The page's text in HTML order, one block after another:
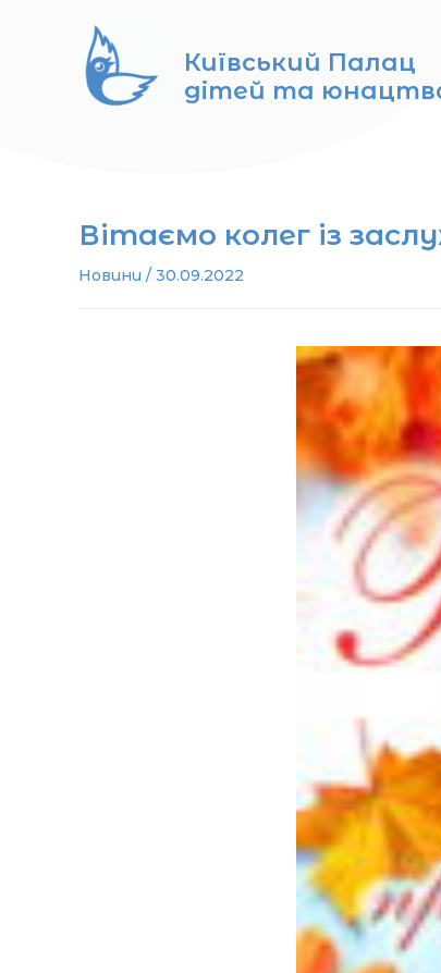
Київський Палац
дітей та
Вітаємо колег із
Новини / 30.09.2022